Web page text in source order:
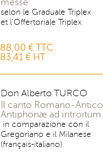
selon le Graduale Triplex
et l'Offertoriale Triplex
88,00 € TTC
83,41 € HT
Don Alberto TURCO
Il canto Romano-Antico
Antiphonæ ad introitum
in comparazione con il
Gregoriano e il Milanese
(français-italiano)